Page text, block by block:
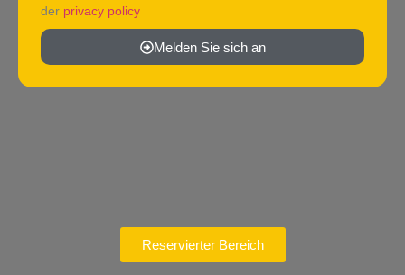
der privacy policy
Melden Sie sich an
Reservierter Bereich